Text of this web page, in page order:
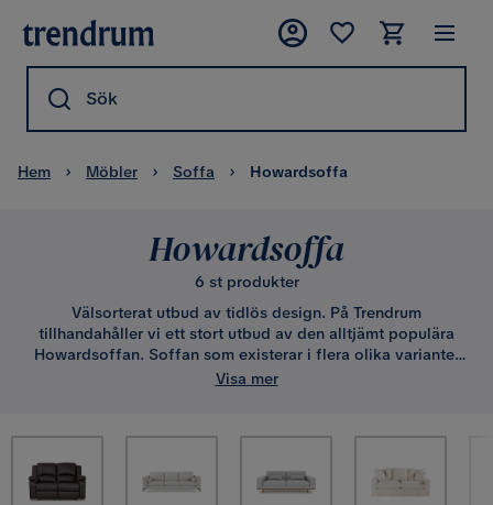
Sök
Hem Möbler Soffa Howardsoffa
Howardsoffa
6 st produkter
Välsorterat utbud av tidlös design. På Trendrum
tillhandahåller vi ett stort utbud av den alltjämt populära
Howardsoffan. Soffan som existerar i flera olika varianter
har sina rötter i 1800-talet och är kanske mer populär nu än
skall finna vad du söker!
Visa mer